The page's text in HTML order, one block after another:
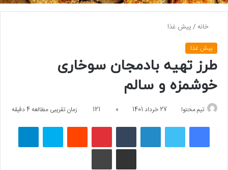
خانه /پیش غذا
پیش غذا
طرز تهیه بادمجان سوخاری
خوشمزه و سالم
تیم محتوا 27 خرداد 1401 0
121 زمان تقریبی مطالعه 4 دقیقه
فیسبوک توییتر لینکداین تامبلر پینتریستReddit اسکایپ تلگرام
اشتراک گذاری با ایمیل
چاپ